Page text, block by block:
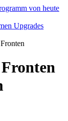
Upgrades